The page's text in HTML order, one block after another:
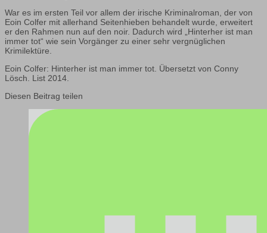
War es im ersten Teil vor allem der irische Kriminalroman, der von
Eoin Colfer mit allerhand Seitenhieben behandelt wurde, erweitert
er den Rahmen nun auf den noir. Dadurch wird „Hinterher ist man
immer tot“ wie sein Vorgänger zu einer sehr vergnüglichen
Krimilektüre.
Eoin Colfer: Hinterher ist man immer tot. Übersetzt von Conny
Lösch. List 2014.
Diesen Beitrag teilen